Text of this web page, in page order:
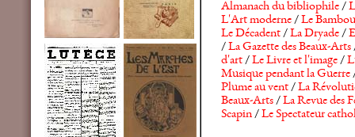
Almanach du bibliophile/
L'Art moderne/Le Bambou
Le Décadent/La Dryade/
/La Gazette des Beaux-Arts
d'art/Le Livre et l'image/
Musique pendant la Guerre
Plume au vent/La
Beaux-Arts/La Revue des
Scapin/Le Spectateur